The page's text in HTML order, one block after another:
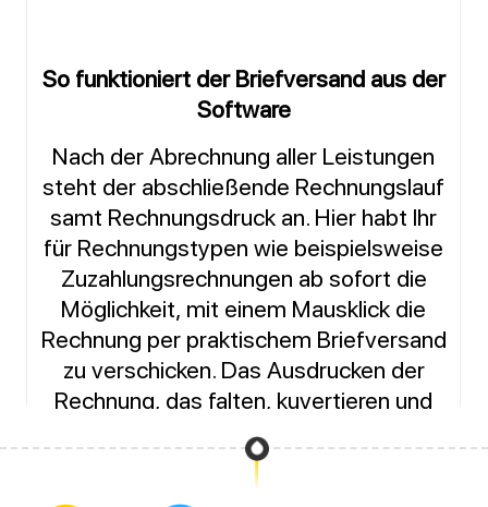
So funktioniert der Briefversand aus der
Software
Nach der Abrechnung aller Leistungen
steht der abschließende Rechnungslauf
samt Rechnungsdruck an. Hier habt Ihr
für Rechnungstypen wie beispielsweise
Zuzahlungsrechnungen ab sofort die
Möglichkeit, mit einem Mausklick die
Rechnung per praktischem Briefversand
zu verschicken. Das Ausdrucken der
Rechnung, das falten, kuvertieren und
frankieren findet automatisch statt und
wird von der Post an den Empfänger
versendet.